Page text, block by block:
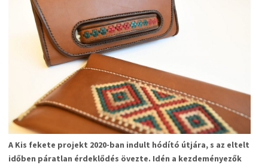
A Kis fekete projekt 2020-ban indult hódító útjára, s az eltelt
időben páratlan érdeklődés övezte. Idén a kezdeményezők